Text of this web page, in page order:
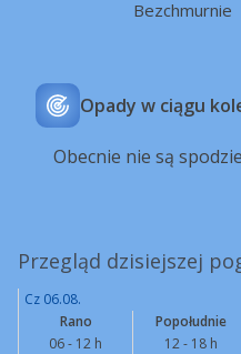
Bezchmurnie
Opady w ciągu
Obecnie nie są
Przegląd dzisiejszej
Cz 06.08.
Rano
06 - 12 h
Popołudnie
12 - 18 h